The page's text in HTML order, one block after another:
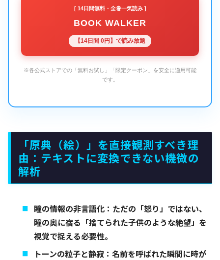
[ 14日間無料・全巻一気読み ]
BOOK WALKER
【14日間 0円】で読み放題
※各公式ストアでの「無料お試し」「限定クーポン」を安全に適用可能
です。
「原典（絵）」を直接観測すべき理
由：テキストに変換できない機微の
解析
瞳の情報の非言語化：ただの「怒り」ではない、
瞳の奥に宿る「捨てられた子供のような絶望」を
視覚で捉える必要性。
トーンの粒子と静寂：名前を呼ばれた瞬間に時が